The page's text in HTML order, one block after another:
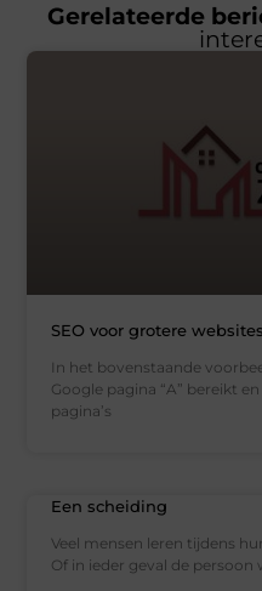
Gerelateerde
SEO voor grotere
In het bovenstaande
Google pagina “A” bereikt
pagina’s
Een scheiding
Veel mensen leren tijdens
Of in ieder geval de persoon